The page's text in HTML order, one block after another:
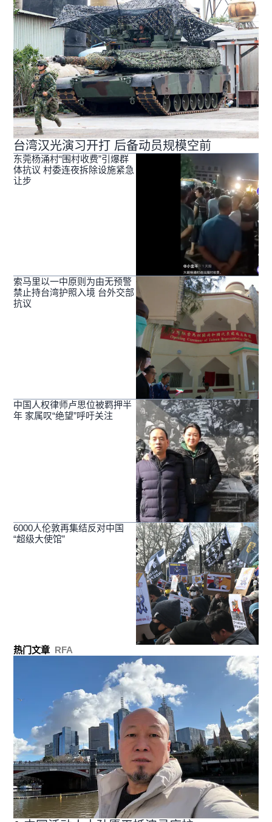
台湾汉光演习开打 后备动员规模空前
东莞杨涌村“围村收费”引爆群
体抗议 村委连夜拆除设施紧急
让步
索马里以一中原则为由无预警
禁止持台湾护照入境 台外交部
抗议
中国人权律师卢思位被羁押半
年 家属叹“绝望”呼吁关注
6000人伦敦再集结反对中国
“超级大使馆”
热门文章 RFA